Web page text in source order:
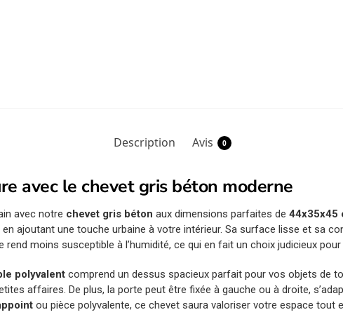
Description Avis 0
avec le chevet gris béton moderne
avec notre chevet gris béton aux dimensions parfaites de44x35x45
ajoutant une touche urbaine à votre intérieur. Sa surface lisse et sa
moins susceptible à l’humidité, ce qui en fait un choix judicieux pour
polyvalent comprend un dessus spacieux parfait pour vos objets de
affaires. De plus, la porte peut être fixée à gauche ou à droite,
ou pièce polyvalente, ce chevet saura valoriser votre espace tout